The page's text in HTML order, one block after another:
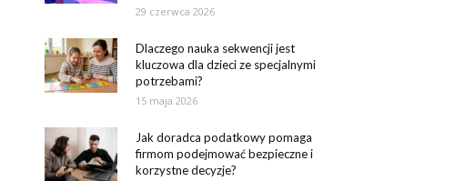
29 czerwca 2026
Dlaczego nauka sekwencji jest
kluczowa dla dzieci ze specjalnymi
potrzebami?
15 maja 2026
Jak doradca podatkowy pomaga
firmom podejmować bezpieczne i
korzystne decyzje?